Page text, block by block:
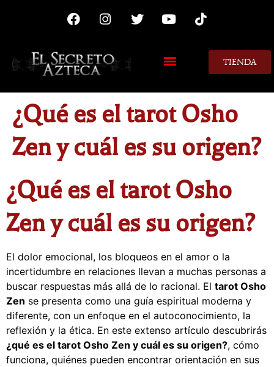
TIENDA
¿Qué es el tarot Osho
Zen y cuál es su origen?
¿Qué es el tarot Osho
Zen y cuál es su origen?
El dolor emocional, los bloqueos en el amor o la
incertidumbre en relaciones llevan a muchas personas a
buscar respuestas más allá de lo racional. El tarot Osho
Zen se presenta como una guía espiritual moderna y
diferente, con un enfoque en el autoconocimiento, la
reflexión y la ética. En este extenso artículo descubrirás
¿qué es el tarot Osho Zen y cuál es su origen?, cómo
funciona, quiénes pueden encontrar orientación en sus